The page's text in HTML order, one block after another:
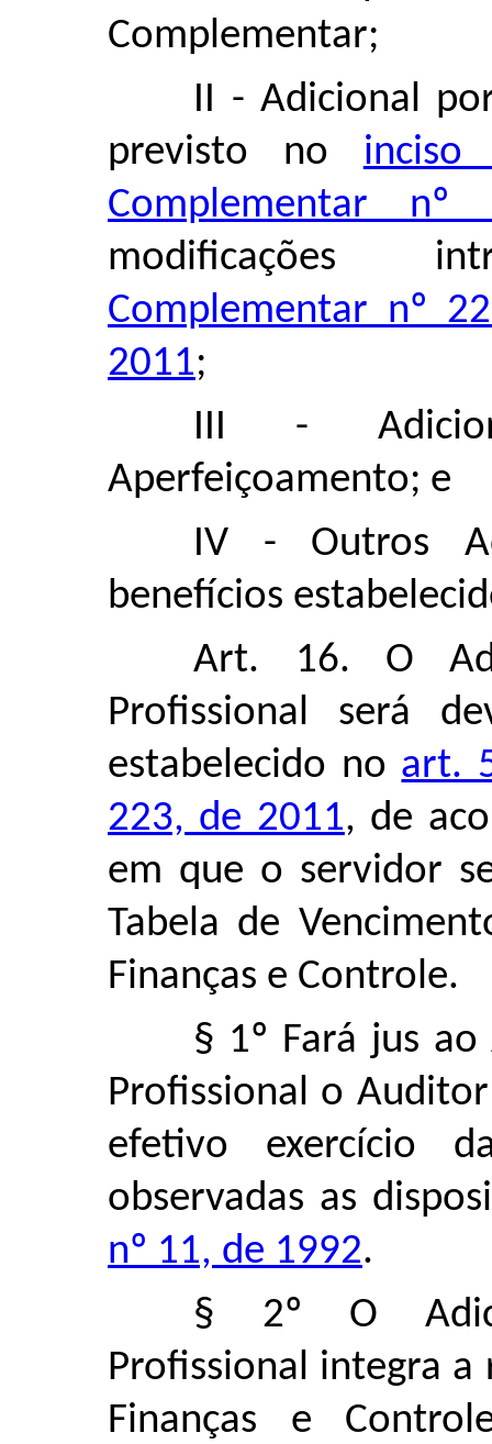
Complementar;
II - Adicional
previsto no
Complementar
modificações
Complementar nº
2011;
III -
Aperfeiçoamento; e
IV - Outros
benefícios
Art. 16. O
Profissional será
estabelecido no art.
223, de 2011, de
em que o servidor
Tabela de
Finanças e Controle.
§ 1º Fará jus
Profissional o
efetivo exercício
observadas as
nº 11, de 1992.
§ 2º O
Profissional integra
Finanças e